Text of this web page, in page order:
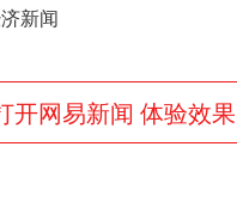
白海豚将正面
郑丽文：台湾从
新闻
开网易新闻 体验效